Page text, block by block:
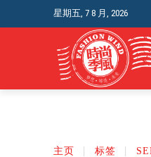
星期五, 7 8 月, 2026
主页 标签